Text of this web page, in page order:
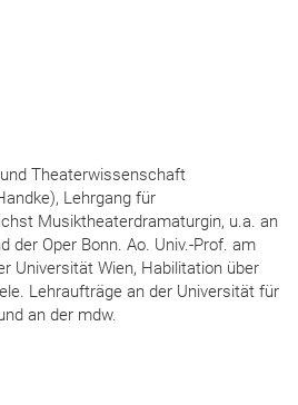
Theaterwissenschaft
Lehrgang für
Musiktheaterdramaturgin, u.a. an
der Oper Bonn. Ao. Univ.-Prof. am
Universität Wien, Habilitation über
Lehraufträge an der Universität für
an der mdw.